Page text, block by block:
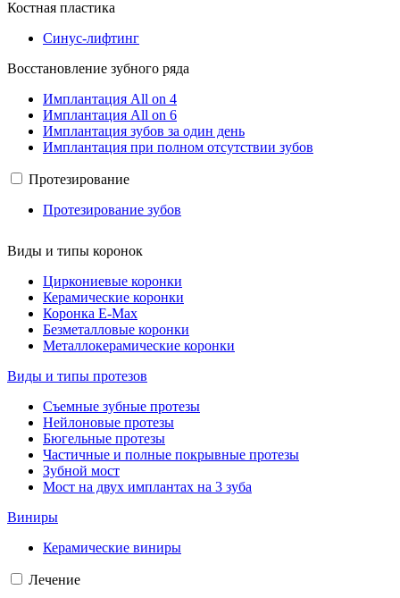
Костная пластика
Синус-лифтинг
Восстановление зубного ряда
Имплантация All on 4
Имплантация All on 6
Имплантация зубов за один день
Имплантация при полном отсутствии зубов
Протезирование
Протезирование зубов
Виды и типы коронок
Циркониевые коронки
Керамические коронки
Коронка E-Max
Безметалловые коронки
Металлокерамические коронки
Виды и типы протезов
Съемные зубные протезы
Нейлоновые протезы
Бюгельные протезы
Частичные и полные покрывные протезы
Зубной мост
Мост на двух имплантах на 3 зуба
Виниры
Керамические виниры
Лечение